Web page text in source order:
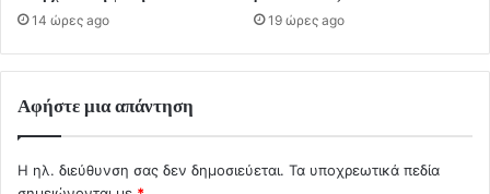
14 ώρες ago 19 ώρες ago
Αφήστε μια απάντηση
Η ηλ. διεύθυνση σας δεν δημοσιεύεται. Τα υποχρεωτικά πεδία